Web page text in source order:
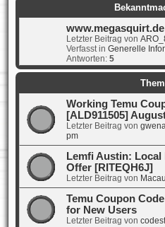
Letzter Beitrag von
Verfasst in Generelle
Antworten: 5
Working Temu
[ALD911505]
Letzter Beitrag von
pm
Lemfi Austin: Local
Offer [RITEQH6J]
Letzter Beitrag von
Temu Coupon
for New Users
Letzter Beitrag von